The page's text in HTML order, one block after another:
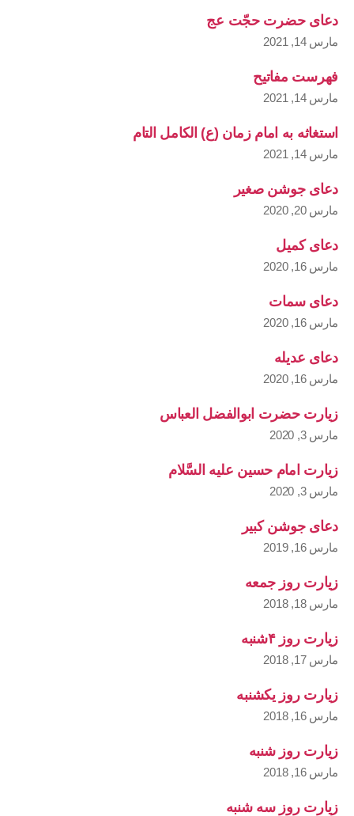
دعای حضرت حجّت عج
مارس 14, 2021
فهرست مفاتیح
مارس 14, 2021
استغاثه به امام زمان (ع) الکامل التام
مارس 14, 2021
دعای جوشن صغیر
مارس 20, 2020
دعای کمیل
مارس 16, 2020
دعای سمات
مارس 16, 2020
دعای عدیله
مارس 16, 2020
زیارت حضرت ابوالفضل العباس
مارس 3, 2020
زیارت امام حسین علیه السَّلام
مارس 3, 2020
دعای جوشن کبیر
مارس 16, 2019
زیارت روز جمعه
مارس 18, 2018
زیارت روز ۴شنبه
مارس 17, 2018
زیارت روز یکشنبه
مارس 16, 2018
زیارت روز شنبه
مارس 16, 2018
زیارت روز سه شنبه